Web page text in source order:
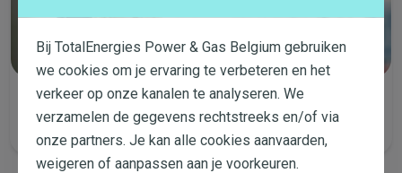
Bel met ons
Bij TotalEnergies Power & Gas Belgium gebruiken
we cookies om je ervaring te verbeteren en het
verkeer op onze kanalen te analyseren. We
verzamelen de gegevens rechtstreeks en/of via
onze partners. Je kan alle cookies aanvaarden,
weigeren of aanpassen aan je voorkeuren.